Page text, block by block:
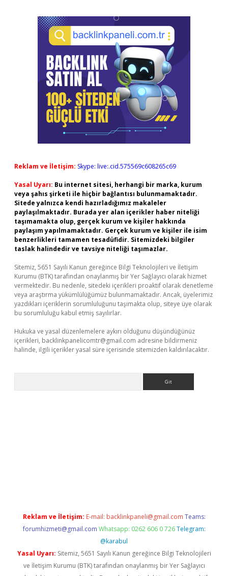
Reklam ve İletişim: Skype: live:.cid.575569c608265c69
Yasal Uyarı: Bu internet sitesi, herhangi bir marka, kurum
veya şahıs şirketi ile hiçbir bağlantısı bulunmamaktadır.
Sitede yalnızca kendi hazırladığımız makaleler
paylaşılmaktadır. Burada yer alan içerikler haber niteliği
taşımamakta olup, gerçek kurum ve kişiler hakkında
paylaşım yapılmamaktadır. Gerçek kurum ve kişiler ile isim
benzerlikleri tamamen tesadüfidir. Sitemizdeki bilgiler
taslak halindedir ve tavsiye niteliği taşımazlar.
Sitemiz, 5651 Sayılı Kanun gereğince Bilgi Teknolojileri ve İletişim
Kurumu (BTK) tarafından onaylanmış bir Yer Sağlayıcı olarak hizmet
vermektedir. Bu nedenle, sitedeki içerikleri proaktif olarak denetleme
veya araştırma yükümlülüğümüz bulunmamaktadır. Ancak, üyelerimiz
yazdıkları içeriklerin sorumluluğunu taşımakta olup, siteye üye olarak
bu sorumluluğu kabul etmiş sayılırlar.
Hukuka ve yasal düzenlemelere aykırı olduğunu düşündüğünüz
içerikleri, backlinkpanelicomtr@gmail.com adresine bildirmeniz
halinde, ilgili içerikler yasal süre içerisinde sitemizden kaldırılacaktır.
Reklam ve İletişim: E-mail: backlinkpaneli@gmail.com Teams:
forumhizmeti@gmail.com Whatsapp: 0262 606 0 726 Telegram:
@karabul
Yasal Uyarı: Sitemiz, 5651 Sayılı Kanun gereğince Bilgi Teknolojileri
ve İletişim Kurumu (BTK) tarafından onaylanmış bir Yer Sağlayıcı